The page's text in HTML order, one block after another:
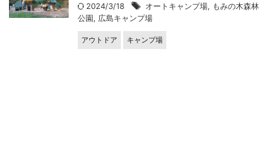
2024/3/18 オートキャンプ場, もみの木森林
公園, 広島キャンプ場
アウトドア キャンプ場